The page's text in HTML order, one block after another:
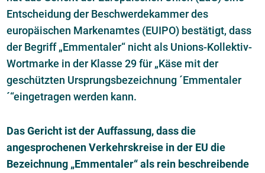
Entscheidung der Beschwerdekammer des
europäischen Markenamtes (EUIPO) bestätigt, dass
der Begriff „Emmentaler“ nicht als Unions-Kollektiv-
Wortmarke in der Klasse 29 für „Käse mit der
geschützten Ursprungsbezeichnung ´Emmentaler
´“eingetragen werden kann.
Das Gericht ist der Auffassung, dass die
angesprochenen Verkehrskreise in der EU die
Bezeichnung „Emmentaler“ als rein beschreibende